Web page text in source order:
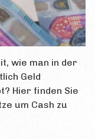
wie man in der
Geld
Hier finden Sie
um Cash zu